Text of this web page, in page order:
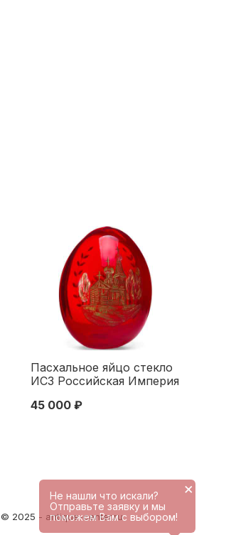
Пасхальное яйцо стекло
ИСЗ Российская Империя
Россия Начало XX века
45 000 ₽
© 2025 - antique-center.ru
Не нашли что искали?
Отправьте заявку и мы
поможем Вам с выбором!
×